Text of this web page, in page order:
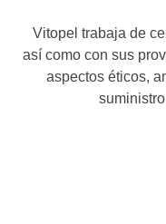
Vitopel trabaja de
así como con sus
aspectos éticos,